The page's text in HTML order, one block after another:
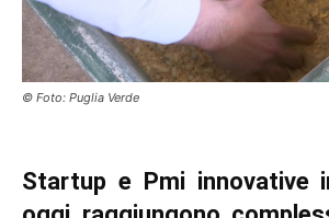
© Foto: Puglia Verde
Startup e Pmi innovative